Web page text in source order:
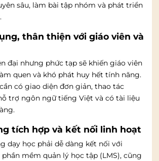
sâu, làm bài tập nhóm và phát triển
thân thiện với giáo viên và
đại nhưng phức tạp sẽ khiến giáo viên
quen và khó phát huy hết tính năng.
có giao diện đơn giản, thao tác
trợ ngôn ngữ tiếng Việt và có tài liệu
tích hợp và kết nối linh hoạt
dạy học phải dễ dàng kết nối với
mềm quản lý học tập (LMS), cũng